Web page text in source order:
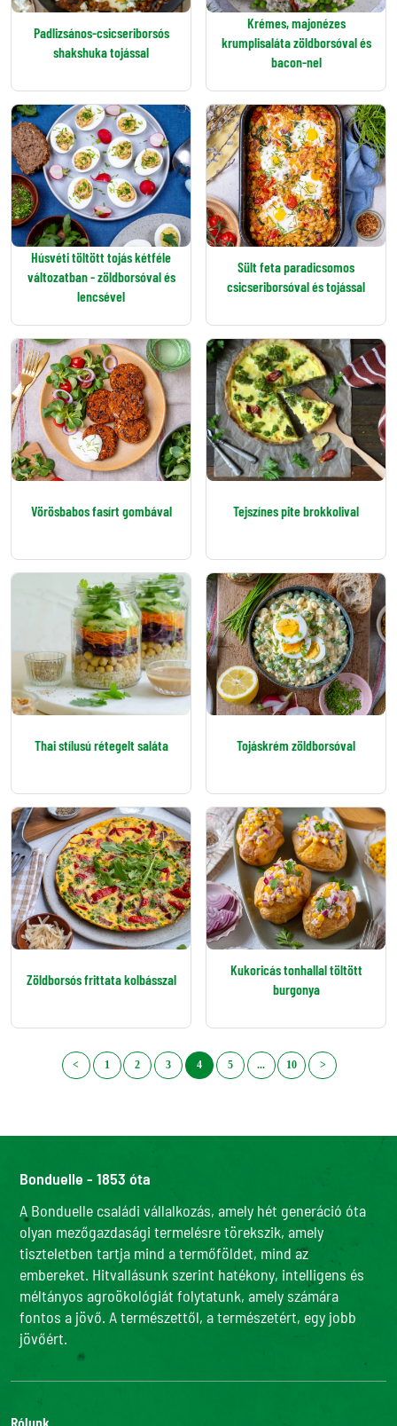
Padlizsános-csicseriborsós
shakshuka tojással
Krémes, majonézes
krumplisaláta zöldborsóval és
bacon-nel
Húsvéti töltött tojás kétféle
változatban - zöldborsóval és
lencsével
Sült feta paradicsomos
csicseriborsóval és tojással
Vörösbabos fasírt gombával Tejszínes pite brokkolival
Thai stílusú rétegelt saláta Tojáskrém zöldborsóval
Zöldborsós frittata kolbásszal
Kukoricás tonhallal töltött
burgonya
< 1 2 3 4 5 ... 10 >
Bonduelle - 1853 óta
A Bonduelle családi vállalkozás, amely hét generáció óta
olyan mezőgazdasági termelésre törekszik, amely
tiszteletben tartja mind a termőföldet, mind az
embereket. Hitvallásunk szerint hatékony, intelligens és
méltányos agroökológiát folytatunk, amely számára
fontos a jövő. A természettől, a természetért, egy jobb
jövőért.